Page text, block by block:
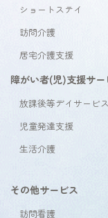
ショートステイ
訪問介護
居宅介護支援
障がい者(児)支援サー
放課後等デイサービス
児童発達支援
生活介護
その他サービス
訪問看護